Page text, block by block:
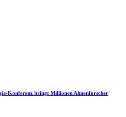
Konferenz bringt Millionen Ahnenforscher